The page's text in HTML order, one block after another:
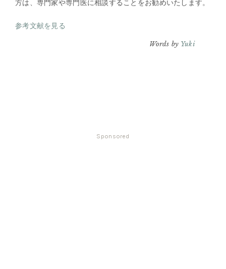
方は、専門家や専門医に相談することをお勧めいたします。
参考文献を見る
Words by Yuki
Sponsored